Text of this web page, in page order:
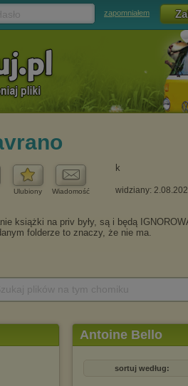
zapomniałem
Ulubiony Wiadomość
k
widziany:
Antoine Bello
sortuj według: